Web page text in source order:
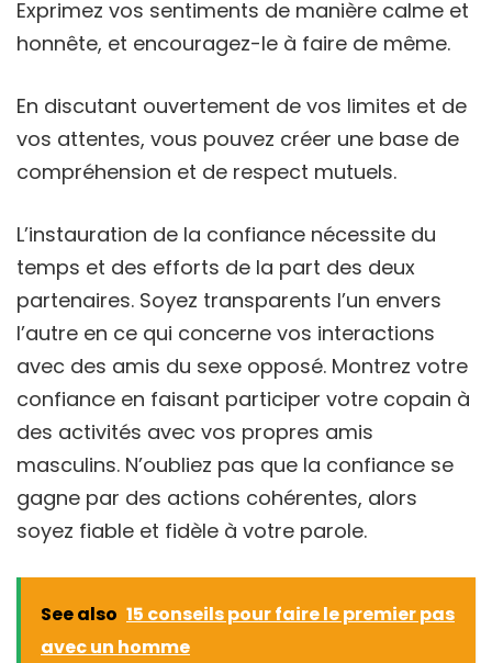
Exprimez vos sentiments de manière calme et
honnête, et encouragez-le à faire de même.
En discutant ouvertement de vos limites et de
vos attentes, vous pouvez créer une base de
compréhension et de respect mutuels.
L’instauration de la confiance nécessite du
temps et des efforts de la part des deux
partenaires. Soyez transparents l’un envers
l’autre en ce qui concerne vos interactions
avec des amis du sexe opposé. Montrez votre
confiance en faisant participer votre copain à
des activités avec vos propres amis
masculins. N’oubliez pas que la confiance se
gagne par des actions cohérentes, alors
soyez fiable et fidèle à votre parole.
See also 15 conseils pour faire le premier pas
avec un homme